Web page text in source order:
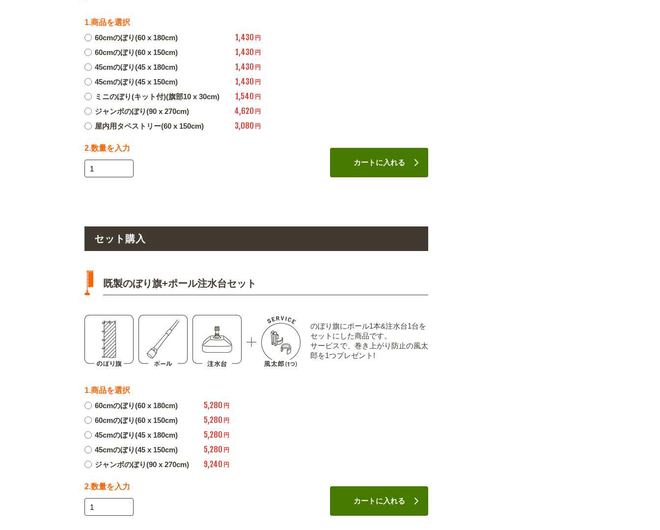
1.商品を選択
60cmのぼり(60 x 180cm)
1,430 円
60cmのぼり(60 x 150cm) 1,430 円
45cmのぼり(45 x 180cm) 1,430 円
45cmのぼり(45 x 150cm) 1,430 円
ミニのぼり(キット付)(旗部10 x 30cm) 1,540 円
ジャンボのぼり(90 x 270cm) 4,620 円
屋内用タペストリー(60 x 150cm) 3,080 円
2.数量を入力
カートに入れる
セット購入
既製のぼり旗+ポール注水台セット
のぼり旗にポール1本&注水台1台を
セットにした商品です。
サービスで、巻き上がり防止の風太
郎を1つプレゼント!
1.商品を選択
60cmのぼり(60 x 180cm)
5,280 円
60cmのぼり(60 x 150cm) 5,280 円
45cmのぼり(45 x 180cm) 5,280 円
45cmのぼり(45 x 150cm) 5,280 円
ジャンボのぼり(90 x 270cm) 9,240 円
2.数量を入力
カートに入れる